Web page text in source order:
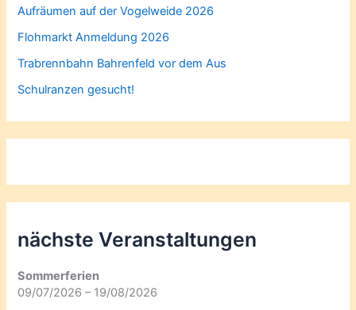
Aufräumen auf der Vogelweide 2026
Flohmarkt Anmeldung 2026
Trabrennbahn Bahrenfeld vor dem Aus
Schulranzen gesucht!
nächste Veranstaltungen
Sommerferien
09/07/2026 – 19/08/2026